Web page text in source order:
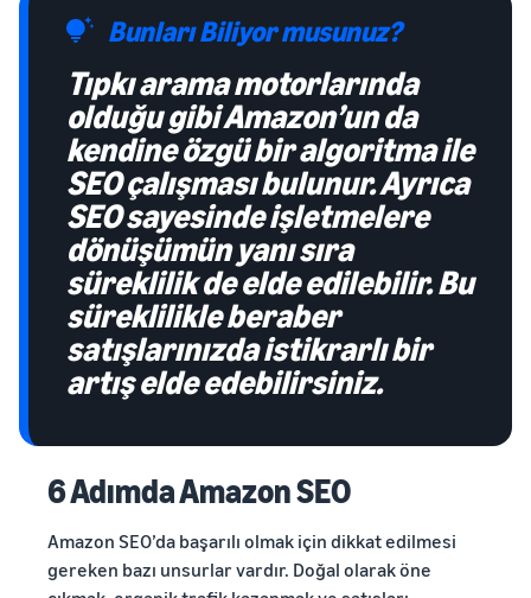
Bunları Biliyor musunuz?
Tıpkı arama motorlarında
olduğu gibi Amazon’un da
kendine özgü bir algoritma ile
SEO çalışması bulunur. Ayrıca
SEO sayesinde işletmelere
dönüşümün yanı sıra
süreklilik de elde edilebilir. Bu
süreklilikle beraber
satışlarınızda istikrarlı bir
artış elde edebilirsiniz.
6 Adımda Amazon SEO
Amazon SEO’da başarılı olmak için dikkat edilmesi
gereken bazı unsurlar vardır. Doğal olarak öne